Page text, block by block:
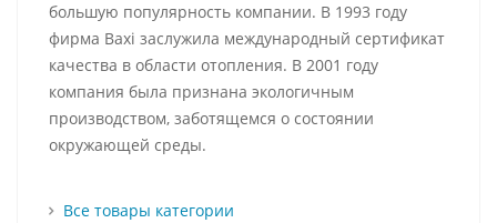
большую популярность компании. В 1993 году
фирма Baxi заслужила международный сертификат
качества в области отопления. В 2001 году
компания была признана экологичным
производством, заботящемся о состоянии
окружающей среды.
Все товары категории